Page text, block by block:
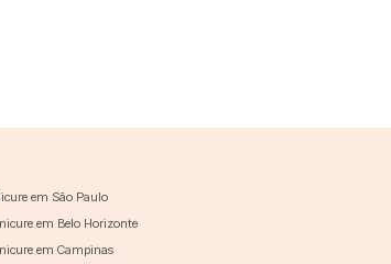
em São Paulo
em Belo Horizonte
em Campinas